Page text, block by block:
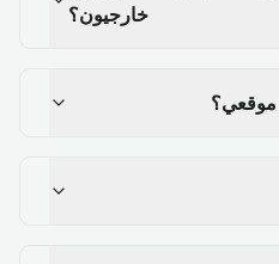
خارجيون؟
موقعي؟